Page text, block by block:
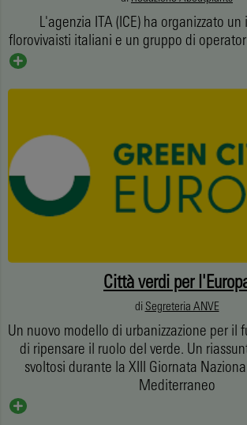
L'agenzia ITA (ICE) ha organizzato
florovivaisti italiani e un gruppo di
Città verdi per
di Segreteria ANVE
Un nuovo modello di urbanizzazione per il
di ripensare il ruolo del verde. Un
svoltosi durante la XIII Giornata
Mediterraneo